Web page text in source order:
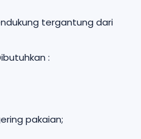
tergantung dari
:
pakaian;